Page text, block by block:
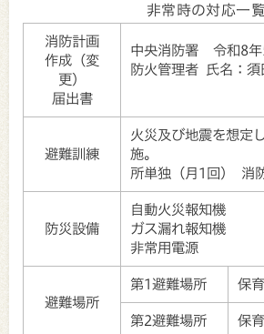
非常時の対応一覧
消防計画
作成（変
更）
届出書
中央消防署 令和8年
防火管理者 氏名：須
避難訓練
火災及び地震を想定
施。
所単独（月1回） 消
防災設備
自動火災報知機
ガス漏れ報知機
非常用電源
避難場所
第1避難場所 保
第2避難場所 保